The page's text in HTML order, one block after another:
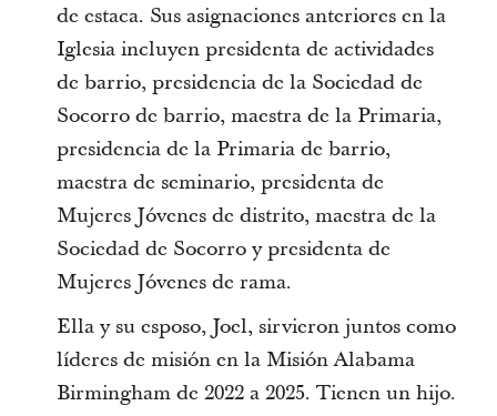
de estaca. Sus asignaciones anteriores en la
Iglesia incluyen presidenta de actividades
de barrio, presidencia de la Sociedad de
Socorro de barrio, maestra de la Primaria,
presidencia de la Primaria de barrio,
maestra de seminario, presidenta de
Mujeres Jóvenes de distrito, maestra de la
Sociedad de Socorro y presidenta de
Mujeres Jóvenes de rama.
Ella y su esposo, Joel, sirvieron juntos como
líderes de misión en la Misión Alabama
Birmingham de 2022 a 2025. Tienen un hijo.